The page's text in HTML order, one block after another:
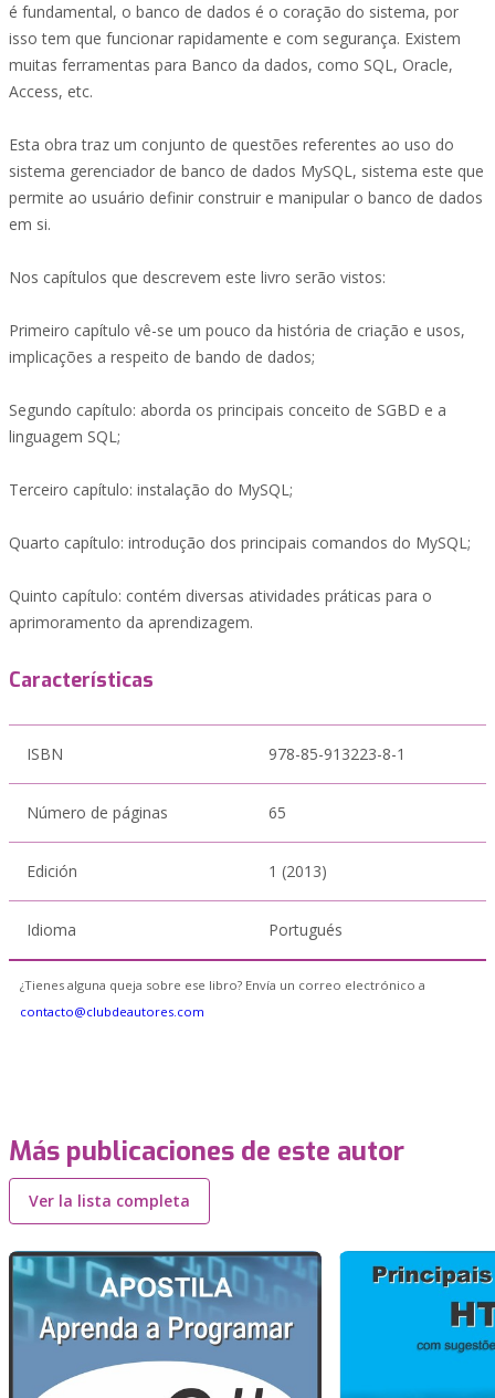
é fundamental, o banco de dados é o coração do sistema, por
isso tem que funcionar rapidamente e com segurança. Existem
muitas ferramentas para Banco da dados, como SQL, Oracle,
Access, etc.
Esta obra traz um conjunto de questões referentes ao uso do
sistema gerenciador de banco de dados MySQL, sistema este que
permite ao usuário definir construir e manipular o banco de dados
em si.
Nos capítulos que descrevem este livro serão vistos:
Primeiro capítulo vê-se um pouco da história de criação e usos,
implicações a respeito de bando de dados;
Segundo capítulo: aborda os principais conceito de SGBD e a
linguagem SQL;
Terceiro capítulo: instalação do MySQL;
Quarto capítulo: introdução dos principais comandos do MySQL;
Quinto capítulo: contém diversas atividades práticas para o
aprimoramento da aprendizagem.
Características
ISBN 978-85-913223-8-1
Número de páginas 65
Edición 1 (2013)
Idioma Portugués
¿Tienes alguna queja sobre ese libro? Envía un correo electrónico a
contacto@clubdeautores.com
Más publicaciones de este autor
Ver la lista completa